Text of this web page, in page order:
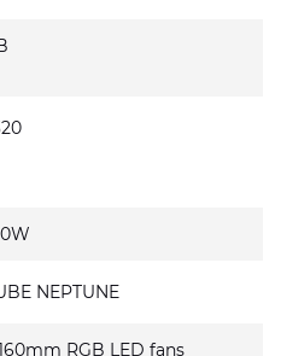
NEPTUNE
RGB LED fans